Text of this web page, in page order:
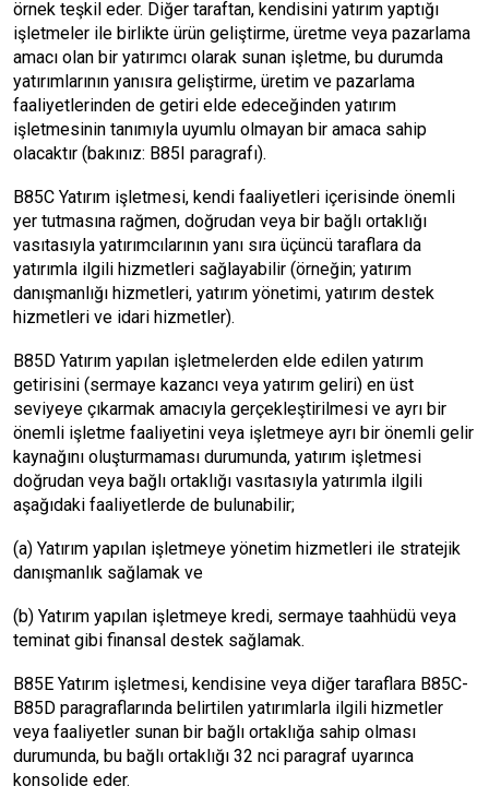
örnek teşkil eder. Diğer taraftan, kendisini yatırım yaptığı
işletmeler ile birlikte ürün geliştirme, üretme veya pazarlama
amacı olan bir yatırımcı olarak sunan işletme, bu durumda
yatırımlarının yanısıra geliştirme, üretim ve pazarlama
faaliyetlerinden de getiri elde edeceğinden yatırım
işletmesinin tanımıyla uyumlu olmayan bir amaca sahip
olacaktır (bakınız: B85I paragrafı).
B85C Yatırım işletmesi, kendi faaliyetleri içerisinde önemli
yer tutmasına rağmen, doğrudan veya bir bağlı ortaklığı
vasıtasıyla yatırımcılarının yanı sıra üçüncü taraflara da
yatırımla ilgili hizmetleri sağlayabilir (örneğin; yatırım
danışmanlığı hizmetleri, yatırım yönetimi, yatırım destek
hizmetleri ve idari hizmetler).
B85D Yatırım yapılan işletmelerden elde edilen yatırım
getirisini (sermaye kazancı veya yatırım geliri) en üst
seviyeye çıkarmak amacıyla gerçekleştirilmesi ve ayrı bir
önemli işletme faaliyetini veya işletmeye ayrı bir önemli gelir
kaynağını oluşturmaması durumunda, yatırım işletmesi
doğrudan veya bağlı ortaklığı vasıtasıyla yatırımla ilgili
aşağıdaki faaliyetlerde de bulunabilir;
(a) Yatırım yapılan işletmeye yönetim hizmetleri ile stratejik
danışmanlık sağlamak ve
(b) Yatırım yapılan işletmeye kredi, sermaye taahhüdü veya
teminat gibi finansal destek sağlamak.
B85E Yatırım işletmesi, kendisine veya diğer taraflara B85C-
B85D paragraflarında belirtilen yatırımlarla ilgili hizmetler
veya faaliyetler sunan bir bağlı ortaklığa sahip olması
durumunda, bu bağlı ortaklığı 32 nci paragraf uyarınca
konsolide eder.